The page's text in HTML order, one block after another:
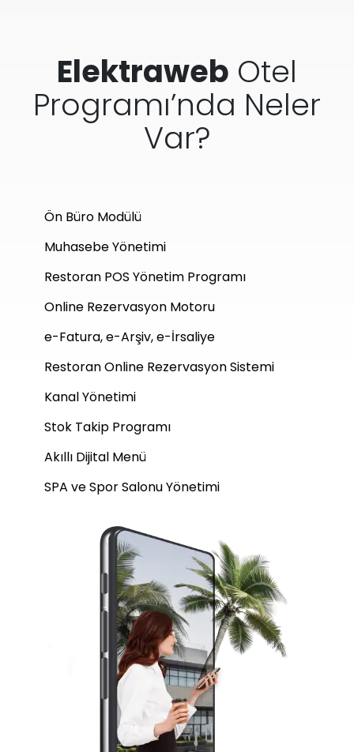
Elektraweb Otel
Programı’nda Neler
Var?
Ön Büro Modülü
Muhasebe Yönetimi
Restoran POS Yönetim Programı
Online Rezervasyon Motoru
e-Fatura, e-Arşiv, e-İrsaliye
Restoran Online Rezervasyon Sistemi
Kanal Yönetimi
Stok Takip Programı
Akıllı Dijital Menü
SPA ve Spor Salonu Yönetimi